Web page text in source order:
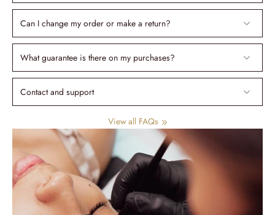
Can I change my order or make a return?
What guarantee is there on my purchases?
Contact and support
View all FAQs